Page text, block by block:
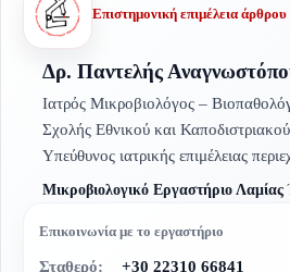
Επιστημονική επιμέλεια άρθρου
Δρ. Παντελής
Ιατρός Μικροβιολόγος –
Σχολής Εθνικού και
Υπεύθυνος ιατρικής επιμέλειας
Μικροβιολογικό Εργαστήριο Λαμίας
Επικοινωνία με το εργαστήριο
Σταθερό: +30 22310 66841